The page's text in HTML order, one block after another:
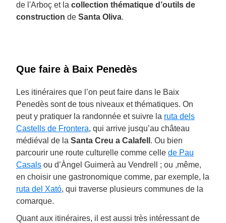
de l'Arboç et la collection thématique d’outils de
construction de Santa Oliva.
Que faire à Baix Penedès
Les itinéraires que l’on peut faire dans le Baix
Penedès sont de tous niveaux et thématiques. On
peut y pratiquer la randonnée et suivre la ruta dels
Castells de Frontera, qui arrive jusqu’au château
médiéval de la Santa Creu a Calafell . Ou bien
parcourir une route culturelle comme celle de Pau
Casals ou d’Àngel Guimerà au Vendrell ; ou ,même,
en choisir une gastronomique comme, par exemple, la
ruta del Xató, qui traverse plusieurs communes de la
comarque.
Quant aux itinéraires, il est aussi très intéressant de